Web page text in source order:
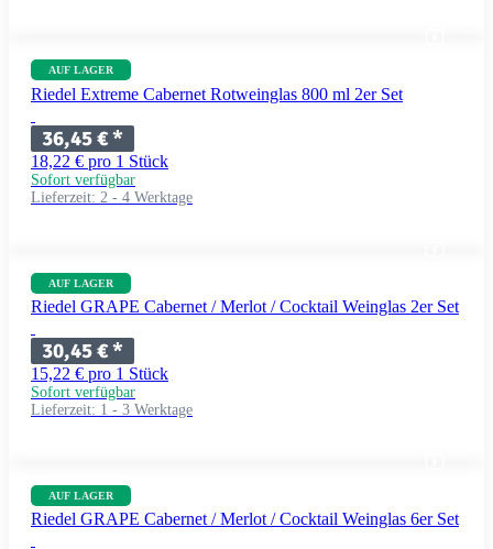
AUF LAGER
Riedel Extreme Cabernet Rotweinglas 800 ml 2er Set
36,45 €*
18,22 € pro 1 Stück
Sofort verfügbar
Lieferzeit: 2 - 4 Werktage
AUF LAGER
Riedel GRAPE Cabernet / Merlot / Cocktail Weinglas 2er Set
30,45 €*
15,22 € pro 1 Stück
Sofort verfügbar
Lieferzeit: 1 - 3 Werktage
AUF LAGER
Riedel GRAPE Cabernet / Merlot / Cocktail Weinglas 6er Set